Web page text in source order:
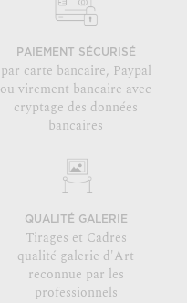
PAIEMENT SÉCURISÉ
par carte bancaire, Paypal
ou virement bancaire avec
cryptage des données
bancaires
QUALITÉ GALERIE
Tirages et Cadres
qualité galerie d'Art
reconnue par les
professionnels